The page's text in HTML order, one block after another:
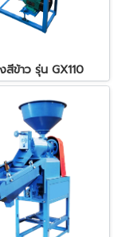
สีข้าว รุ่น GX110